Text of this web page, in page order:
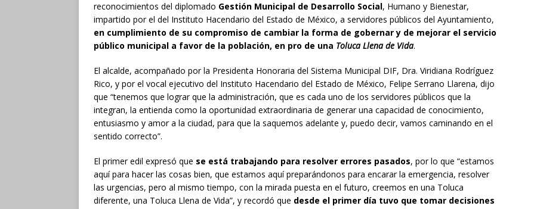
reconocimientos del diplomado Gestión Municipal de Desarrollo Social, Humano y Bienestar,
impartido por el del Instituto Hacendario del Estado de México, a servidores públicos del Ayuntamiento,
en cumplimiento de su compromiso de cambiar la forma de gobernar y de mejorar el servicio
público municipal a favor de la población, en pro de una Toluca Llena de Vida.
El alcalde, acompañado por la Presidenta Honoraria del Sistema Municipal DIF, Dra. Viridiana Rodríguez
Rico, y por el vocal ejecutivo del Instituto Hacendario del Estado de México, Felipe Serrano Llarena, dijo
que “tenemos que lograr que la administración, que es cada uno de los servidores públicos que la
integran, la entienda como la oportunidad extraordinaria de generar una capacidad de conocimiento,
entusiasmo y amor a la ciudad, para que la saquemos adelante y, puedo decir, vamos caminando en el
sentido correcto”.
El primer edil expresó que se está trabajando para resolver errores pasados, por lo que “estamos
aquí para hacer las cosas bien, que estamos aquí preparándonos para encarar la emergencia, resolver
las urgencias, pero al mismo tiempo, con la mirada puesta en el futuro, creemos en una Toluca
diferente, una Toluca Llena de Vida”, y recordó que desde el primer día tuvo que tomar decisiones